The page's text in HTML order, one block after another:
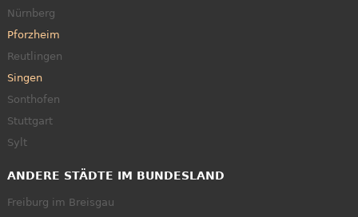
Nürnberg
Pforzheim
Reutlingen
Singen
Sonthofen
Stuttgart
Sylt
ANDERE STÄDTE IM BUNDESLAND
Freiburg im Breisgau